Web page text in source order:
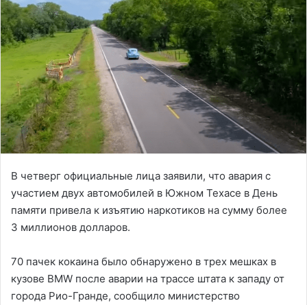
В четверг официальные лица заявили, что авария с
участием двух автомобилей в Южном Техасе в День
памяти привела к изъятию наркотиков на сумму более
3 миллионов долларов.
70 пачек кокаина было обнаружено в трех мешках в
кузове BMW после аварии на трассе штата к западу от
города Рио-Гранде, сообщило министерство